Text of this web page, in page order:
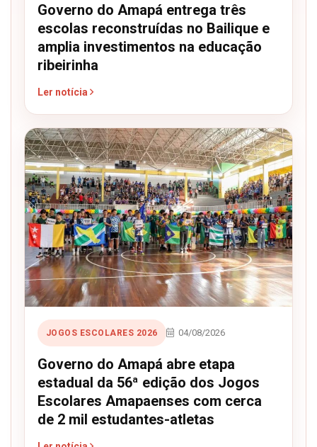
Governo do Amapá entrega três
escolas reconstruídas no Bailique e
amplia investimentos na educação
ribeirinha
Ler notícia
JOGOS ESCOLARES 2026 04/08/2026
Governo do Amapá abre etapa
estadual da 56ª edição dos Jogos
Escolares Amapaenses com cerca
de 2 mil estudantes-atletas